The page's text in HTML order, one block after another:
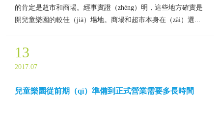
的肯定是超市和商場。經事實證（zhèng）明，這些地方確實是
開兒童樂園的較佳（jiā）場地。商場和超市本身在（zài）選...
13
2017.07
兒童樂園從前期（qī）準備到正式營業需要多長時間